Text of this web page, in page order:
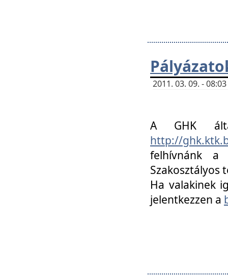
2011. 03. 09. -
A GHK
http://
felhívnánk a
Szakosztályos
Ha valakinek
jelentkezzen a